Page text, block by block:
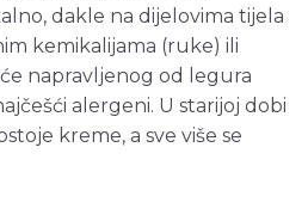
dakle na dijelovima tijela
kemikalijama (ruke) ili
napravljenog od legura
alergeni. U starijoj dobi
kreme, a sve više se